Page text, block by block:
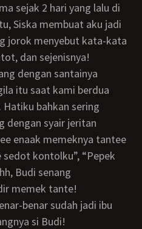
sejak 2 hari yang lalu di
Siska membuat aku jadi
jorok menyebut kata-kata
dan sejenisnya!
itu saat kami berdua
bahkan sering
dengan syair jeritan
enaak memeknya tantee
sedot kontolku”, “Pepek
Budi senang
memek tante!
si Budi!